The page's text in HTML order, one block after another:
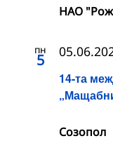
НАО
пн
5
14-та
Созопол